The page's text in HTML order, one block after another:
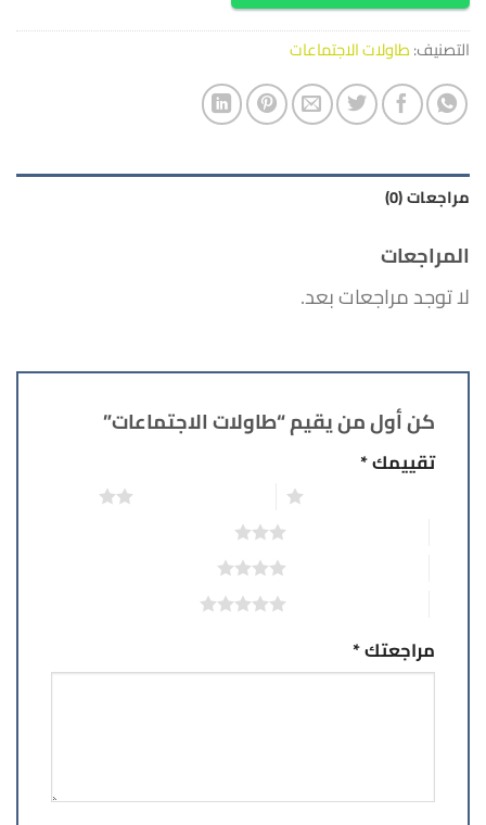
التصنيف:طاولات الاجتماعات
مراجعات (0)
المراجعات
لا توجد مراجعات بعد.
كن أول من يقيم “طاولات الاجتماعات”
تقييمك*
مراجعتك*